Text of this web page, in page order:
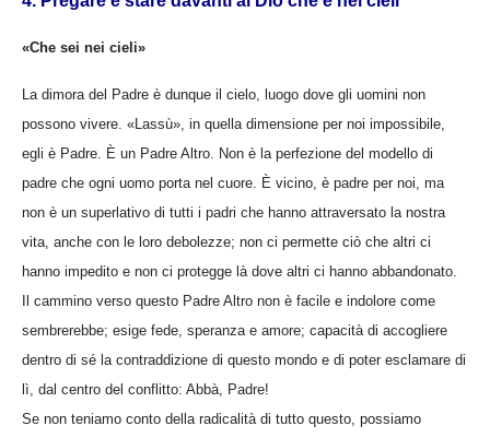
«Che sei nei cieli»
La dimora del Padre è dunque il cielo, luogo dove gli uomini non
possono vivere. «Lassù», in quella dimensione per noi impossibile,
egli è Padre. È un Padre Altro. Non è la perfezione del modello di
padre che ogni uomo porta nel cuore. È vicino, è padre per noi, ma
non è un superlativo di tutti i padri che hanno attraversato la nostra
vita, anche con le loro debolezze; non ci permette ciò che altri ci
hanno impedito e non ci protegge là dove altri ci hanno abbandonato.
Il cammino verso questo Padre Altro non è facile e indolore come
sembrerebbe; esige fede, speranza e amore; capacità di accogliere
dentro di sé la contraddizione di questo mondo e di poter esclamare di
lì, dal centro del conflitto: Abbà, Padre!
Se non teniamo conto della radicalità di tutto questo, possiamo